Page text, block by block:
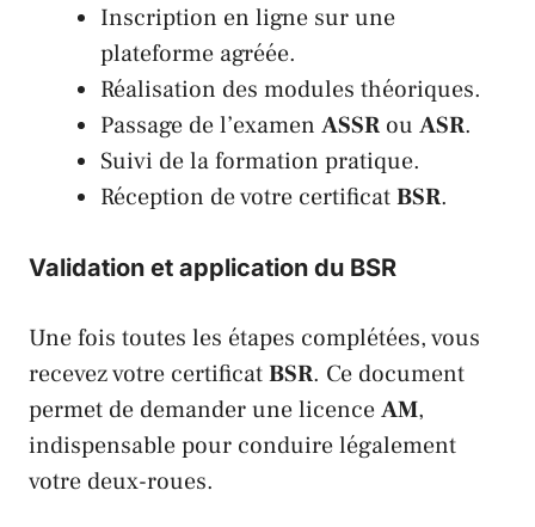
Inscription en ligne sur une
plateforme agréée.
Réalisation des modules théoriques.
Passage de l’examen ASSR ou ASR.
Suivi de la formation pratique.
Réception de votre certificatBSR.
Validation et application du BSR
Une fois toutes les étapes complétées, vous
recevez votre certificatBSR. Ce document
permet de demander une licenceAM,
indispensable pour conduire légalement
votre deux-roues.